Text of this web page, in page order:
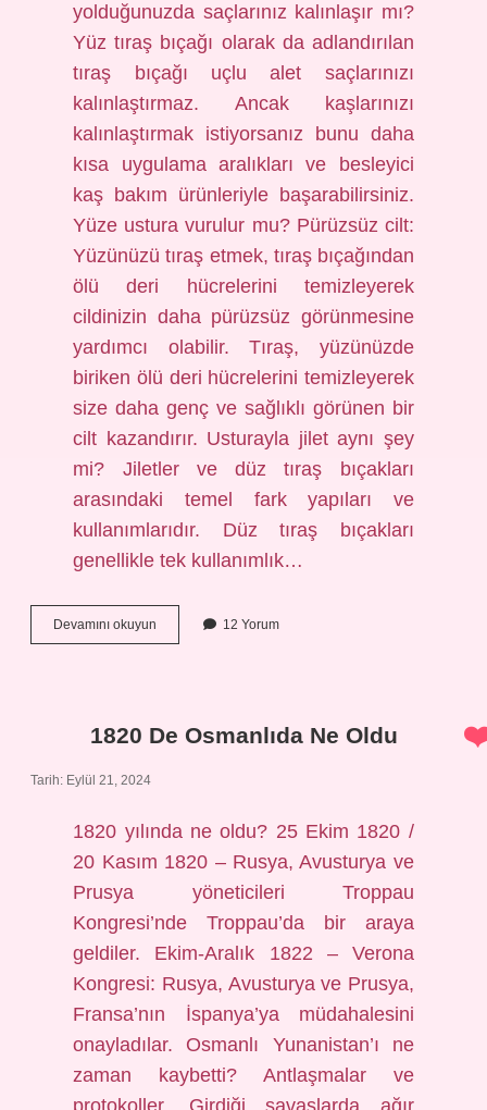
yolduğunuzda saçlarınız kalınlaşır mı?
Yüz tıraş bıçağı olarak da adlandırılan
tıraş bıçağı uçlu alet saçlarınızı
kalınlaştırmaz. Ancak kaşlarınızı
kalınlaştırmak istiyorsanız bunu daha
kısa uygulama aralıkları ve besleyici
kaş bakım ürünleriyle başarabilirsiniz.
Yüze ustura vurulur mu? Pürüzsüz cilt:
Yüzünüzü tıraş etmek, tıraş bıçağından
ölü deri hücrelerini temizleyerek
cildinizin daha pürüzsüz görünmesine
yardımcı olabilir. Tıraş, yüzünüzde
biriken ölü deri hücrelerini temizleyerek
size daha genç ve sağlıklı görünen bir
cilt kazandırır. Usturayla jilet aynı şey
mi? Jiletler ve düz tıraş bıçakları
arasındaki temel fark yapıları ve
kullanımlarıdır. Düz tıraş bıçakları
genellikle tek kullanımlık…
Devamını okuyun
Usturası
Çoğaltır
12 Yorum
1820 De Osmanlıda Ne Oldu
Tarih: Eylül 21, 2024
1820 yılında ne oldu? 25 Ekim 1820 /
20 Kasım 1820 – Rusya, Avusturya ve
Prusya yöneticileri Troppau
Kongresi’nde Troppau’da bir araya
geldiler. Ekim-Aralık 1822 – Verona
Kongresi: Rusya, Avusturya ve Prusya,
Fransa’nın İspanya’ya müdahalesini
onayladılar. Osmanlı Yunanistan’ı ne
zaman kaybetti? Antlaşmalar ve
protokoller. Girdiği savaşlarda ağır